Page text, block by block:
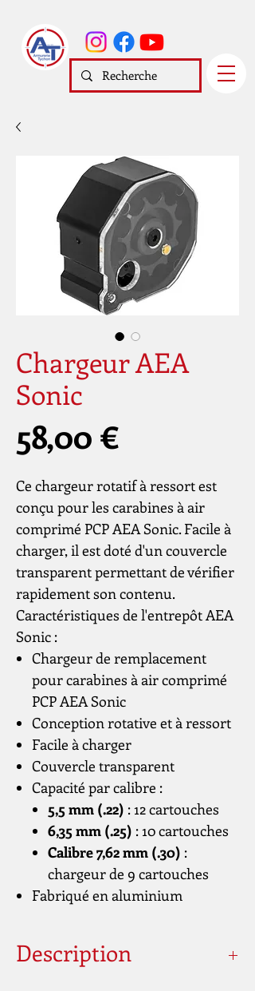
Chargeur AEA
Sonic
58,00 €
Ce chargeur rotatif à ressort est
conçu pour les carabines à air
comprimé PCP AEA Sonic. Facile à
charger, il est doté d'un couvercle
transparent permettant de vérifier
rapidement son contenu.
Caractéristiques de l'entrepôt AEA
Sonic :
Chargeur de remplacement
pour carabines à air comprimé
PCP AEA Sonic
Conception rotative et à ressort
Facile à charger
Couvercle transparent
Capacité par calibre :
5,5 mm (.22) : 12 cartouches
6,35 mm (.25) : 10 cartouches
Calibre 7,62 mm (.30) :
chargeur de 9 cartouches
Fabriqué en aluminium
Description